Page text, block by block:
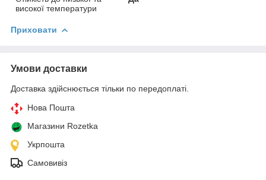
високої температури
Приховати
Умови доставки
Доставка здійснюється тільки по передоплаті.
Нова Пошта
Магазини Rozetka
Укрпошта
Самовивіз